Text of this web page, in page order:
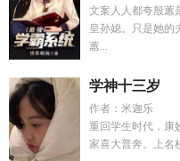
文案人人都夸殷蕙
皇孙媳。只是她的
蕙...
学神十三岁
作者：米迦乐
重回学生时代，康
家喜大普奔。上名